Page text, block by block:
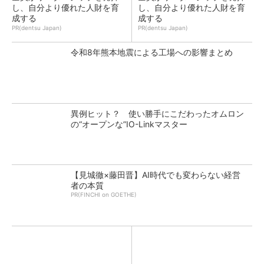
し、自分より優れた人財を育
成する
PR(dentsu Japan)
し、自分より優れた人財を育
成する
PR(dentsu Japan)
令和8年熊本地震による工場への影響まとめ
異例ヒット？ 使い勝手にこだわったオムロン
の“オープンな”IO-Linkマスター
【見城徹×藤田晋】AI時代でも変わらない経営
者の本質
PR(FINCHI on GOETHE)